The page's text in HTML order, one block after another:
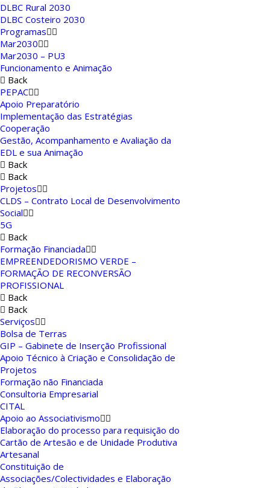
DLBC Rural 2030
DLBC Costeiro 2030
Programas
Mar2030
Mar2030 – PU3
Funcionamento e Animação
Back
PEPAC
Apoio Preparatório
Implementação das Estratégias
Cooperação
Gestão, Acompanhamento e Avaliação da
EDL e sua Animação
Back
Back
Projetos
CLDS – Contrato Local de Desenvolvimento
Social
5G
Back
Formação Financiada
EMPREENDEDORISMO VERDE –
FORMAÇÃO DE RECONVERSÃO
PROFISSIONAL
Back
Back
Serviços
Bolsa de Terras
GIP – Gabinete de Inserção Profissional
Apoio Técnico à Criação e Consolidação de
Projetos
Formação não Financiada
Consultoria Empresarial
CITAL
Apoio ao Associativismo
Elaboração do processo para requisição do
Cartão de Artesão e de Unidade Produtiva
Artesanal
Constituição de
Associações/Colectividades e Elaboração